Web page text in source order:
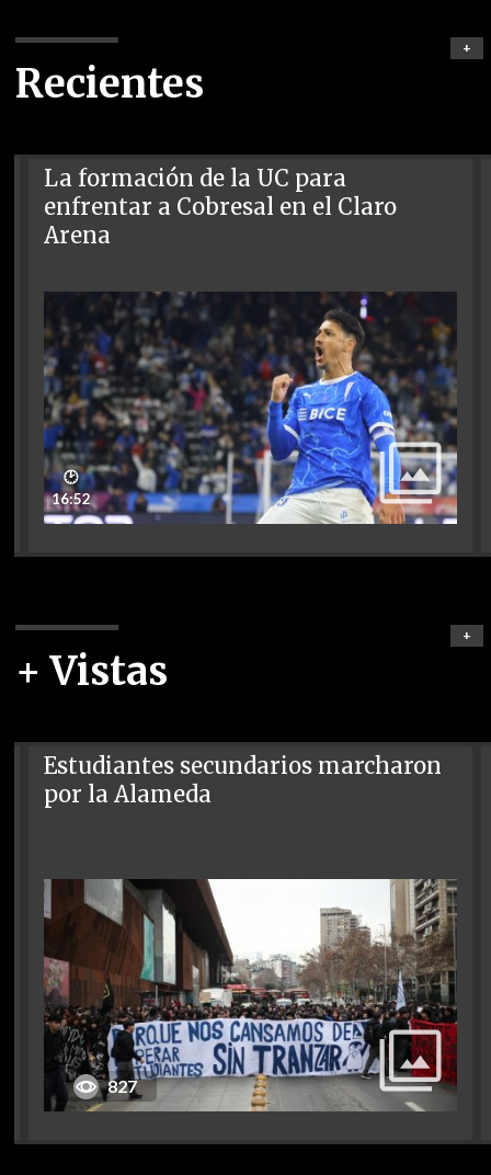
Recientes
+
La formación de la UC para
enfrentar a Cobresal en el Claro
Arena
🕑
16:52
+ Vistas
+
Estudiantes secundarios marcharon
por la Alameda
827